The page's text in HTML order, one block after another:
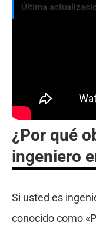
Última
¿Por qué
ingeniero
Si usted es
conocido como